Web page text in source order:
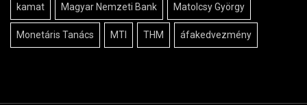
kamat Magyar Nemzeti Bank Matolcsy György
Monetáris Tanács MTI THM áfakedvezmény